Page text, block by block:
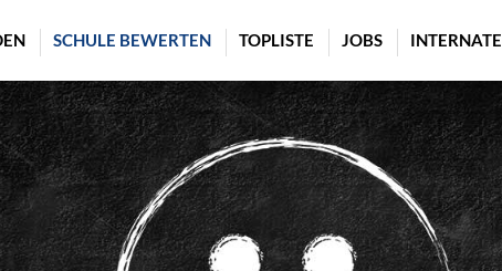
SCHULE BEWERTEN TOPLISTE JOBS INTERNATE